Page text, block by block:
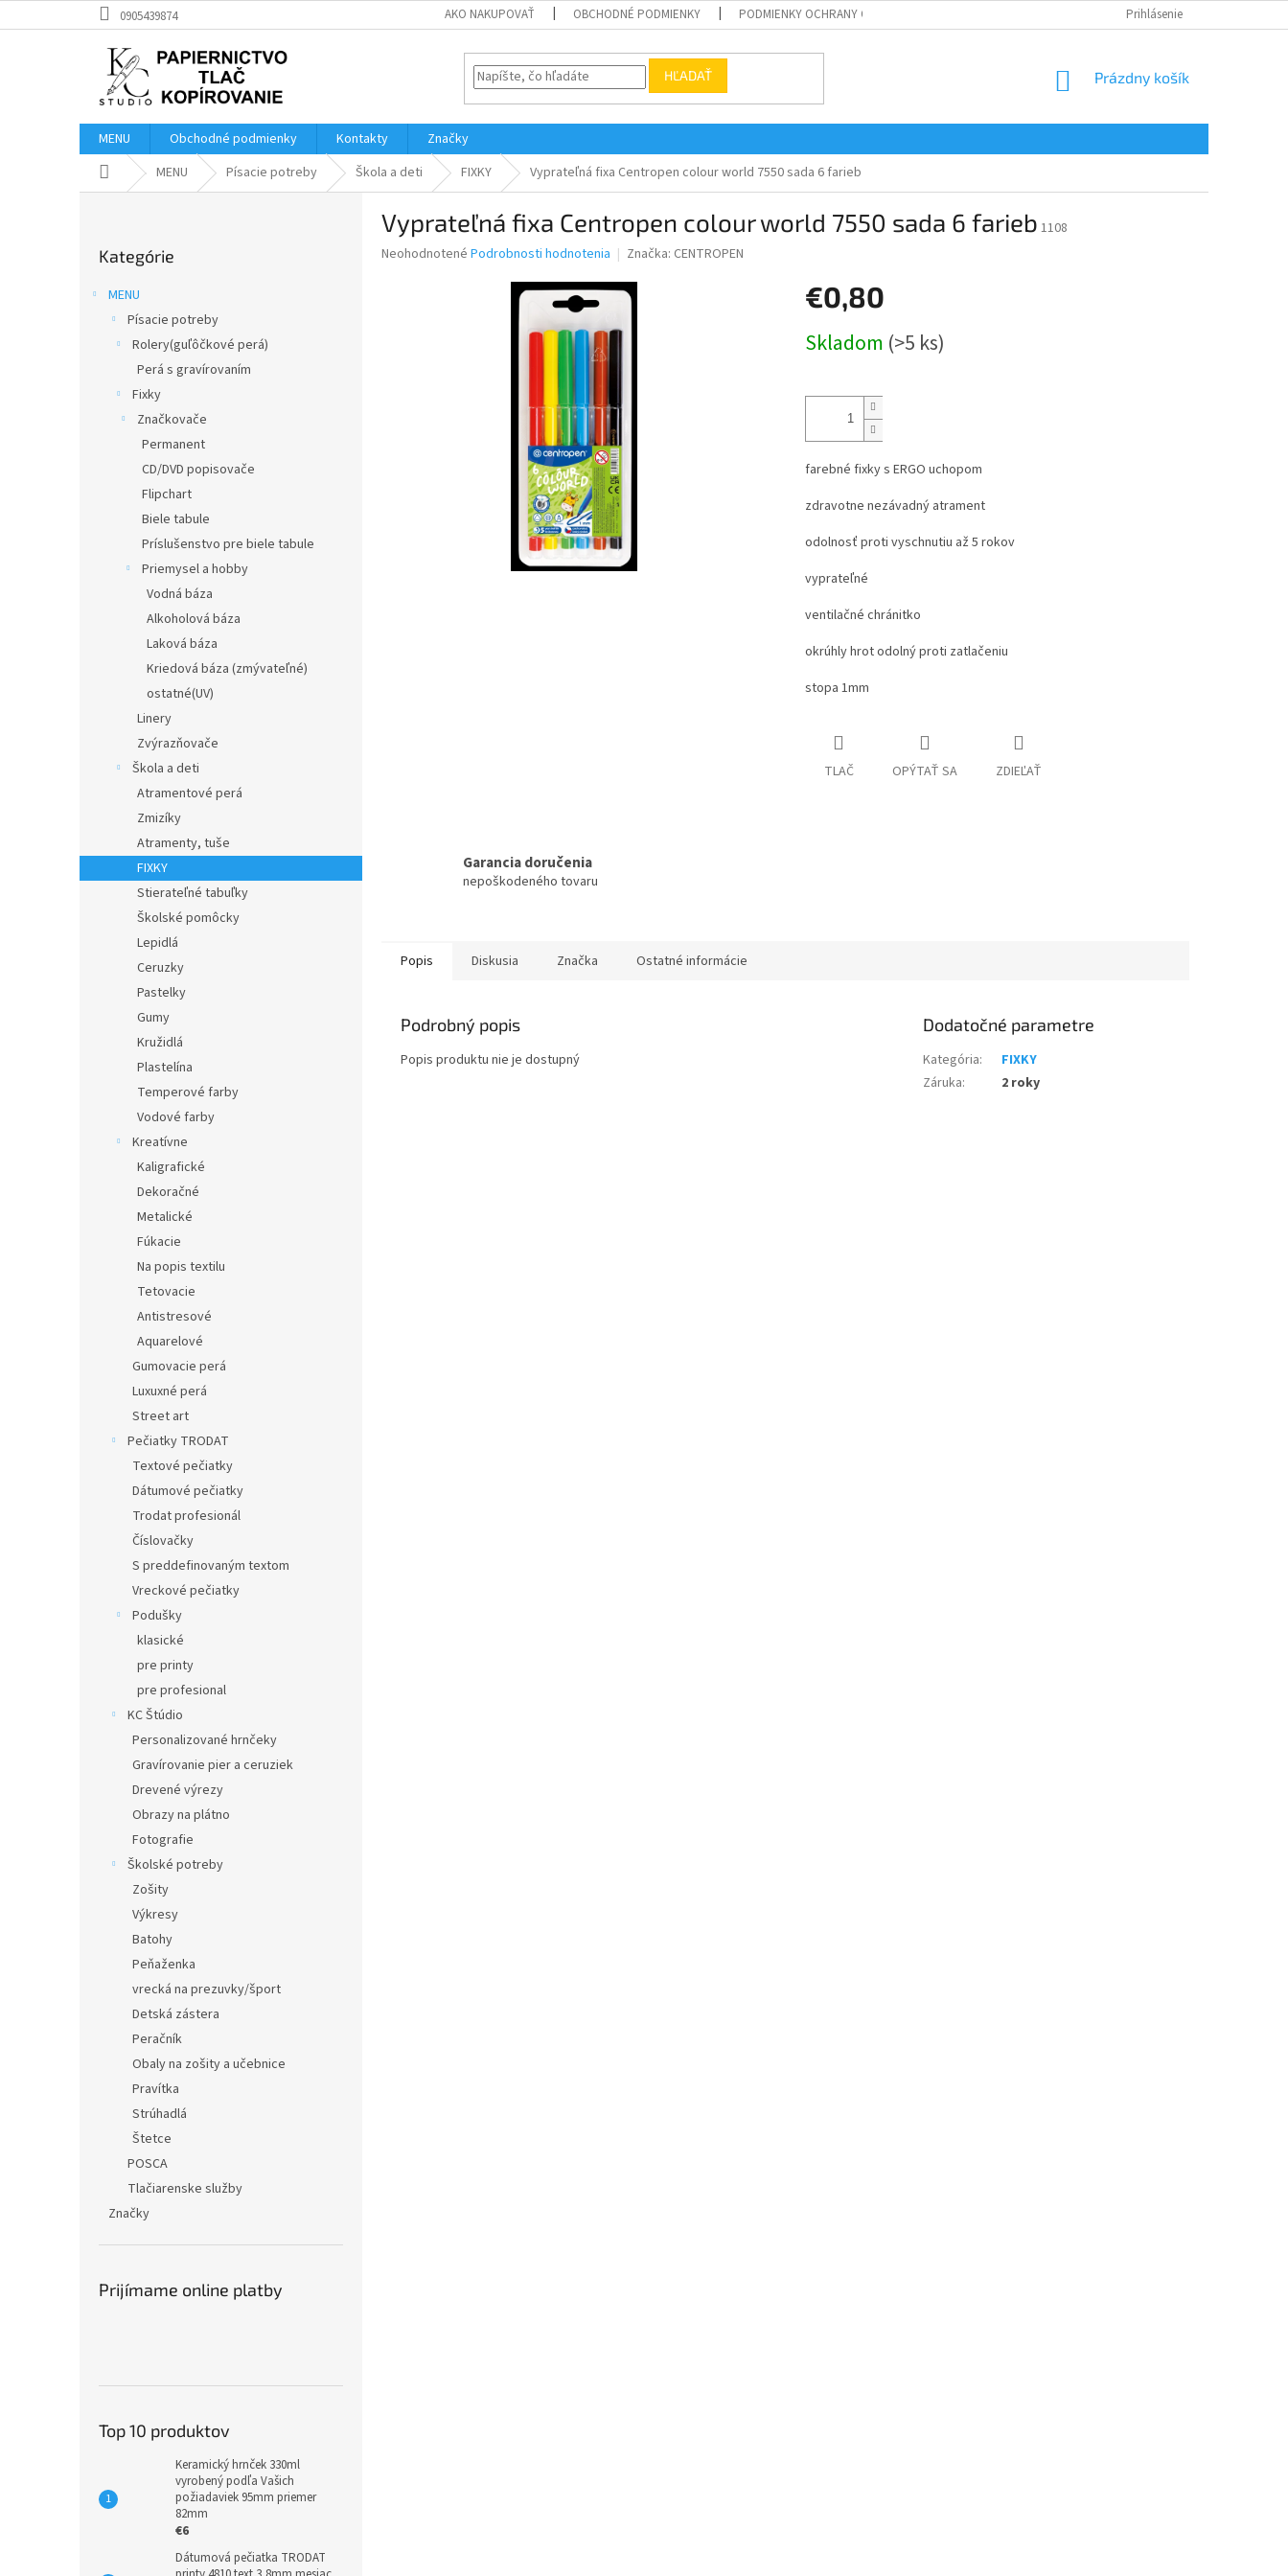
na
0905439874 AKO NAKUPOVAŤ OBCHODNÉ PODMIENKY PODMIENKY OCHRANY OSOBNÝCH ÚDAJOV Prihlásenie
HĽADAŤ
NÁKUPNÝ
Prázdny košík
MENU Obchodné podmienky Kontakty
Značky
DomovMENU Písacie potreby Škola a deti FIXKY Vyprateľná fixa Centropen colour world 7550 sada 6 farieb
kategórie
Kategórie
MENU
Písacie potreby
Rolery(guľôčkové perá)
Perá s gravírovaním
Fixky
Značkovače
Permanent
CD/DVD popisovače
Flipchart
Biele tabule
Príslušenstvo pre biele tabule
Priemysel a hobby
Vodná báza
Alkoholová báza
Laková báza
Kriedová báza (zmývateľné)
ostatné(UV)
Linery
Zvýrazňovače
Škola a deti
Atramentové perá
Zmizíky
Atramenty, tuše
FIXKY
Stierateľné tabuľky
Školské pomôcky
Lepidlá
Ceruzky
Pastelky
Gumy
Kružidlá
Plastelína
Temperové farby
Vodové farby
Kreatívne
Kaligrafické
Dekoračné
Metalické
Fúkacie
Na popis textilu
Tetovacie
Antistresové
Aquarelové
Gumovacie perá
Luxuxné perá
Street art
Pečiatky TRODAT
Textové pečiatky
Dátumové pečiatky
Trodat profesionál
Číslovačky
S preddefinovaným textom
Vreckové pečiatky
Podušky
klasické
pre printy
pre profesional
KC Štúdio
Personalizované hrnčeky
Gravírovanie pier a ceruziek
Drevené výrezy
Obrazy na plátno
Fotografie
Školské potreby
Zošity
Výkresy
Batohy
Peňaženka
vrecká na prezuvky/šport
Detská zástera
Peračník
Obaly na zošity a učebnice
Pravítka
Strúhadlá
Štetce
POSCA
Tlačiarenske služby
Značky
Prijímame online platby
Top 10 produktov
Keramický hrnček 330ml
vyrobený podľa Vašich
požiadaviek 95mm priemer
82mm
€6
Dátumová pečiatka TRODAT
Vyprateľná fixa Centropen colour world 7550 sada 6 farieb 1108
Priemerné
Neohodnotené Podrobnosti hodnotenia Značka: CENTROPEN
€0,80
cena:
Skladom (>5 ks)
farebné fixky s ERGO uchopom
zdravotne nezávadný atrament
odolnosť proti vyschnutiu až 5 rokov
vyprateľné
ventilačné chránitko
okrúhly hrot odolný proti zatlačeniu
stopa 1mm
TLAČ OPÝTAŤ SA ZDIEĽAŤ
Garancia doručenia
nepoškodeného tovaru
Popis Diskusia Značka Ostatné informácie
Podrobný popis
Popis produktu nie je dostupný
Dodatočné parametre
Kategória:
FIXKY
Záruka: 2 roky